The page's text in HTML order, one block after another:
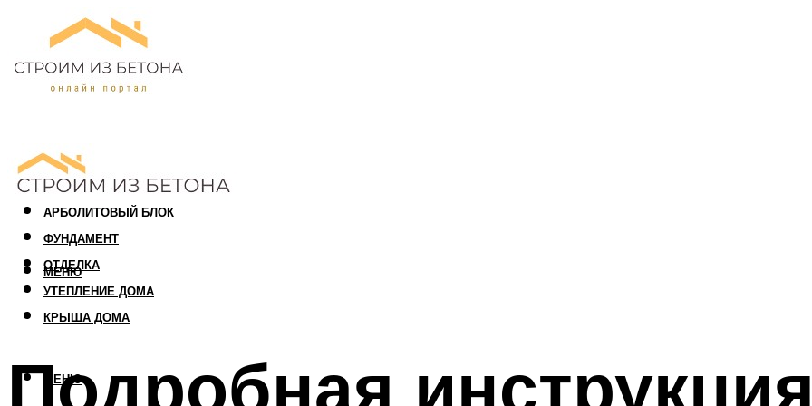
ПЕНОБЛОК
ГАЗОБЛОК
АРБОЛИТОВЫЙ БЛОК
ФУНДАМЕНТ
ОТДЕЛКА
УТЕПЛЕНИЕ ДОМА
КРЫША ДОМА
МЕНЮ
МЕНЮ
Подробная